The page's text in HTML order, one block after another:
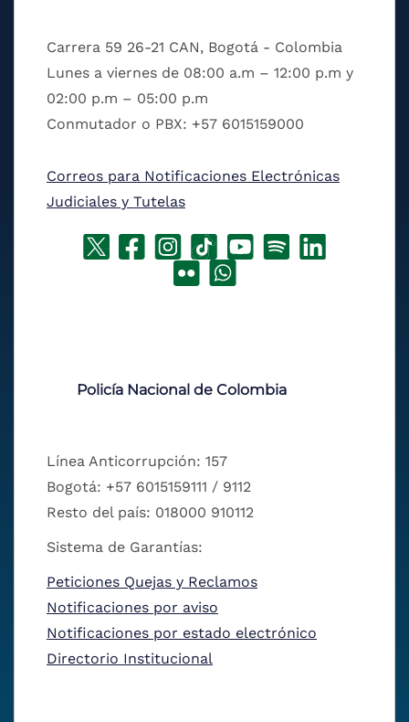
Carrera 59 26-21 CAN, Bogotá - Colombia
Lunes a viernes de 08:00 a.m – 12:00 p.m y
02:00 p.m – 05:00 p.m
Conmutador o PBX: +57 6015159000
Correos para Notificaciones Electrónicas
Judiciales y Tutelas
Policía Nacional de Colombia
Línea Anticorrupción: 157
Bogotá: +57 6015159111 / 9112
Resto del país: 018000 910112
Sistema de Garantías:
Peticiones Quejas y Reclamos
Notificaciones por aviso
Notificaciones por estado electrónico
Directorio Institucional